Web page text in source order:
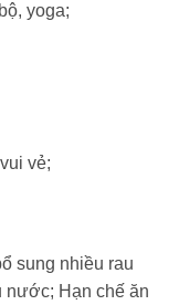
yoga;
vẻ;
sung nhiều rau
nước; Hạn chế ăn